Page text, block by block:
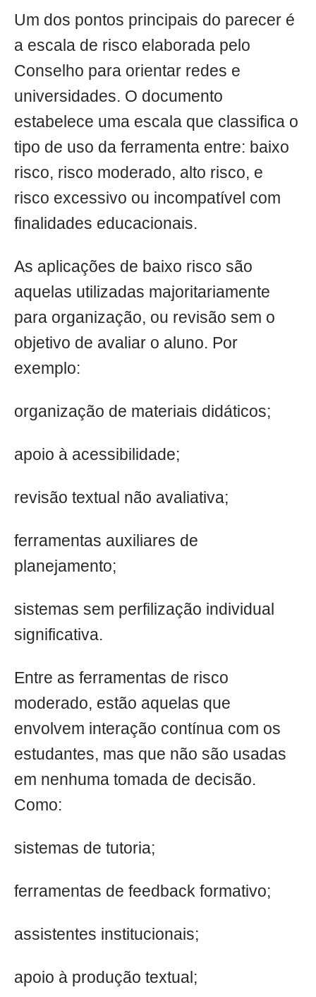
Um dos pontos principais do parecer é
a escala de risco elaborada pelo
Conselho para orientar redes e
universidades. O documento
estabelece uma escala que classifica o
tipo de uso da ferramenta entre: baixo
risco, risco moderado, alto risco, e
risco excessivo ou incompatível com
finalidades educacionais.
As aplicações de baixo risco são
aquelas utilizadas majoritariamente
para organização, ou revisão sem o
objetivo de avaliar o aluno. Por
exemplo:
organização de materiais didáticos;
apoio à acessibilidade;
revisão textual não avaliativa;
ferramentas auxiliares de
planejamento;
sistemas sem perfilização individual
significativa.
Entre as ferramentas de risco
moderado, estão aquelas que
envolvem interação contínua com os
estudantes, mas que não são usadas
em nenhuma tomada de decisão.
Como:
sistemas de tutoria;
ferramentas de feedback formativo;
assistentes institucionais;
apoio à produção textual;